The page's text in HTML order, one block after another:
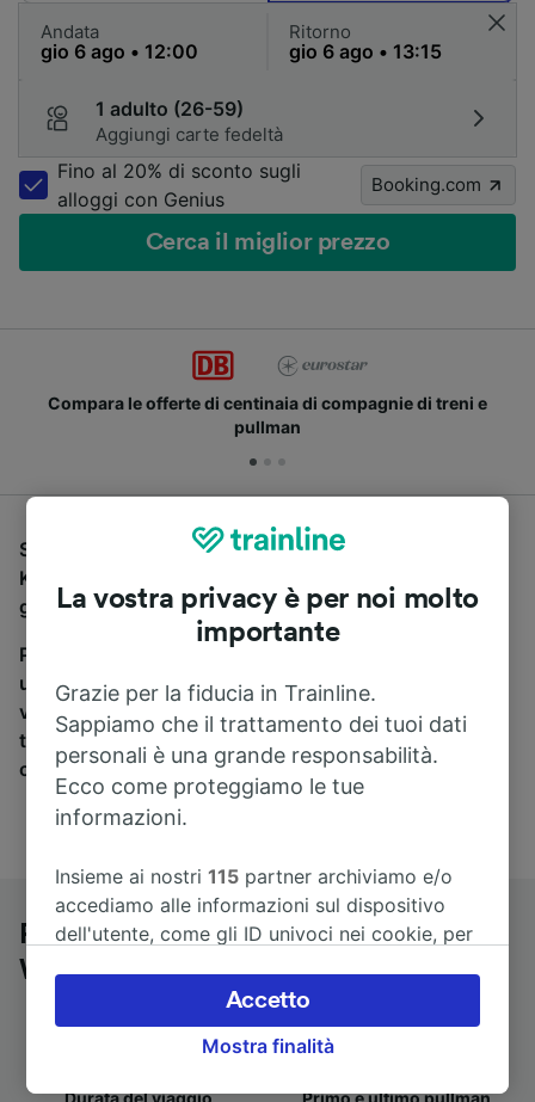
Andata Ritorno
1 adulto (26-59)
Aggiungi carte fedeltà
Fino al 20% di sconto sugli
alloggi con Genius
Booking.com
Cerca il miglior prezzo
Compara le offerte di centinaia di compagnie di treni e
pullman
Se stai cercando un pullman per viaggiare da
Karlsruhe a Kassel-Wilhelmshöhe, sei nel posto
giusto.
Per trovare i biglietti dei pullman, è sufficiente avviare
una ricerca in alto, e compareremo i tempi e i costi del
viaggio in treno e in pullman. Con Trainline puoi
trovare i biglietti per viaggiare con oltre 170
compagnie ferroviarie e dei pullman.
Pullman da Karlsruhe a Kassel-
Wilhelmshöhe
Durata del viaggio Primo e ultimo pullman
La vostra privacy è per noi molto
importante
Grazie per la fiducia in Trainline.
Sappiamo che il trattamento dei tuoi dati
personali è una grande responsabilità.
Ecco come proteggiamo le tue
informazioni.
Insieme ai nostri115 partner archiviamo e/o
accediamo alle informazioni sul dispositivo
dell'utente, come gli ID univoci nei cookie, per
accettare o gestire le proprie scelte facendo
clic di seguito, tra cui il proprio diritto di
opporsi sulla base di un interesse legittimo o
Mostra finalità
Accetto